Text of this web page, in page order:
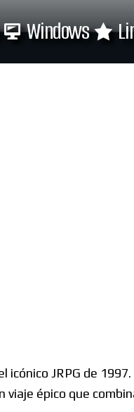
Windows
JRPG de 1997.
viaje épico que